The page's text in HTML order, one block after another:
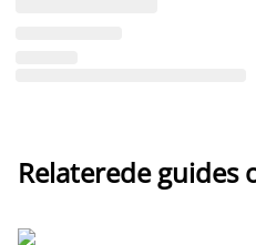
Relaterede guides